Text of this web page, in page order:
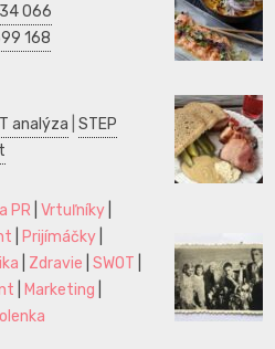
066
168
analýza STEP
PR Vrtuľníky
Prijímáčky
Zdravie SWOT
Marketing